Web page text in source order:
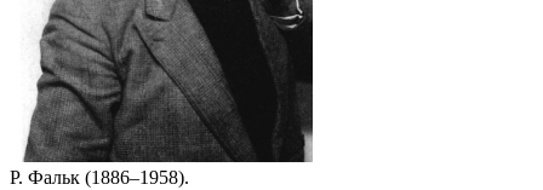
Р. Фальк (1886–1958).